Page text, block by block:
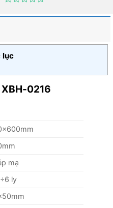
xếp
5
sao
lục
0216
mạ
ly